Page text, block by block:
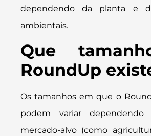
dependendo da planta e
ambientais.
Que
RoundUp
Os tamanhos em que o
podem variar
mercado-alvo (como